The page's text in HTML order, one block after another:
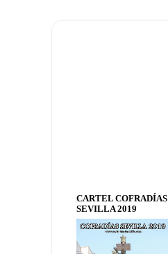
CARTEL COFRADÍAS
SEVILLA 2019